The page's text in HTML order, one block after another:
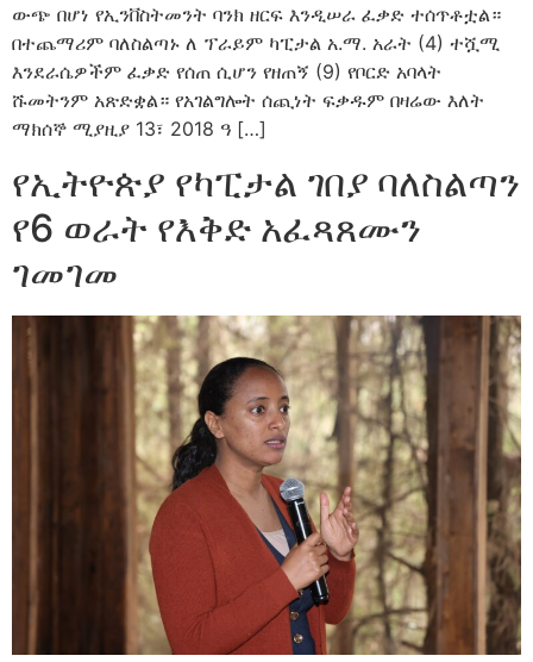
ውጭ በሆነ የኢንቨስትመንት ባንክ ዘርፍ እንዲሠራ ፈቃድ ተሰጥቶቷል።
በተጨማሪም ባለስልጣኑ ለ ፕራይም ካፒታል አ.ማ. አራት (4) ተሿሚ
እንደራሴዎችም ፈቃድ የሰጠ ሲሆን የዘጠኝ (9) የቦርድ አባላት
ሹመትንም አጽድቋል። የአገልግሎት ሰጪነት ፍቃዱም በዛሬው እለት
ማክሰኞ ሚያዚያ 13፣ 2018 ዓ […]
የኢትዮጵያ የካፒታል ገበያ ባለስልጣን
የ6 ወራት የእቅድ አፈጻጸሙን
ገመገመ